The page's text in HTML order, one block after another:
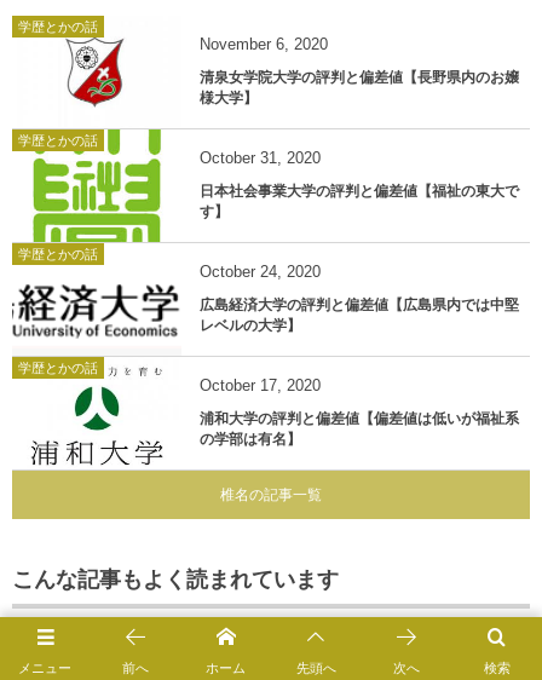
学歴とかの話
November 6
2020
清泉女学院大学の評判と偏差値【長野県内のお嬢
様大学】
学歴とかの話
October 31
2020
日本社会事業大学の評判と偏差値【福祉の東大で
す】
学歴とかの話
October 24
2020
広島経済大学の評判と偏差値【広島県内では中堅
レベルの大学】
学歴とかの話
October 17
2020
浦和大学の評判と偏差値【偏差値は低いが福祉系
の学部は有名】
椎名の記事一覧
こんな記事もよく読まれています
学歴とかの話
清泉女学院大学の評判と偏差値【長野県内のお嬢
メニュー 検索
前へ ホーム 先頭へ 次へ